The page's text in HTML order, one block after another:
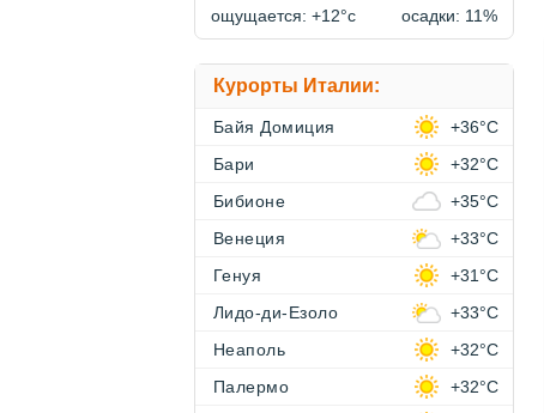
ощущается: +12°c
осадки: 11%
Курорты Италии:
Байя Домиция
+36°C
Бари
+32°C
Бибионе
+35°C
Венеция
+33°C
Генуя
+31°C
Лидо-ди-Езоло
+33°C
Неаполь
+32°C
Палермо
+32°C